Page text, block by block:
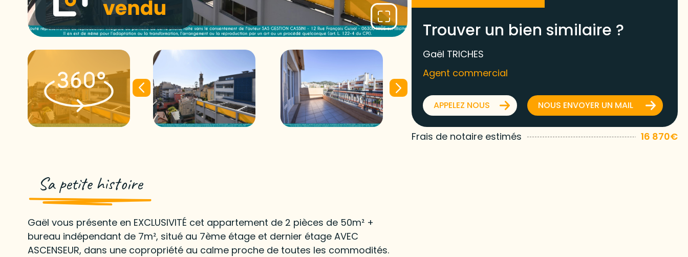
Trouver un bien similaire ?
Gaël TRICHES
Agent commercial
APPELEZ NOUS NOUS ENVOYER UN MAIL
Frais de notaire estimés 16 870€
Sa petite histoire
Gaël vous présente en EXCLUSIVITÉ cet appartement de 2 pièces de 50m² +
bureau indépendant de 7m², situé au 7ème étage et dernier étage AVEC
ASCENSEUR, dans une copropriété au calme proche de toutes les commodités.